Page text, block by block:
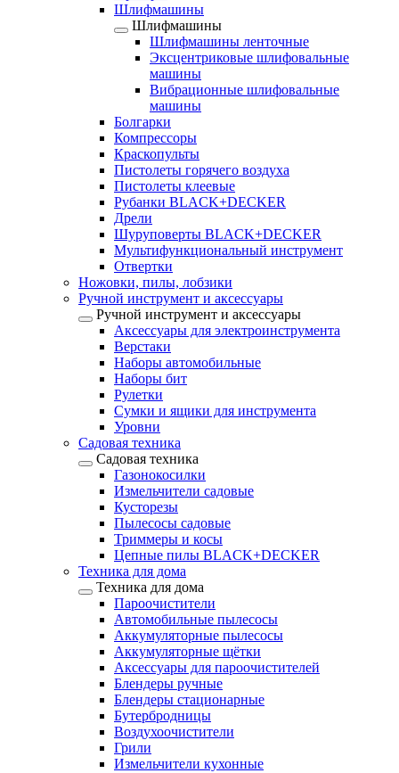
Шлифмашины
Шлифмашины
Шлифмашины ленточные
Эксцентриковые шлифовальные
машины
Вибрационные шлифовальные
машины
Болгарки
Компрессоры
Краскопульты
Пистолеты горячего воздуха
Пистолеты клеевые
Рубанки BLACK+DECKER
Дрели
Шуруповерты BLACK+DECKER
Мультифункциональный инструмент
Отвертки
Ножовки, пилы, лобзики
Ручной инструмент и аксессуары
Ручной инструмент и аксессуары
Аксессуары для электроинструмента
Верстаки
Наборы автомобильные
Наборы бит
Рулетки
Сумки и ящики для инструмента
Уровни
Садовая техника
Садовая техника
Газонокосилки
Измельчители садовые
Кусторезы
Пылесосы садовые
Триммеры и косы
Цепные пилы BLACK+DECKER
Техника для дома
Техника для дома
Пароочистители
Автомобильные пылесосы
Аккумуляторные пылесосы
Аккумуляторные щётки
Аксессуары для пароочистителей
Блендеры ручные
Блендеры стационарные
Бутербродницы
Воздухоочистители
Грили
Измельчители кухонные